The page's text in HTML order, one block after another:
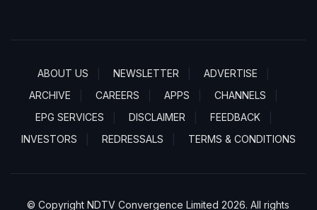
ABOUT US NEWSLETTER
ADVERTISE
ARCHIVE
CAREERS APPS
CHANNELS
EPG SERVICES
DISCLAIMER
FEEDBACK
INVESTORS
REDRESSALS TERMS & CONDITIONS
© Copyright NDTV Convergence Limited 2026. All rights